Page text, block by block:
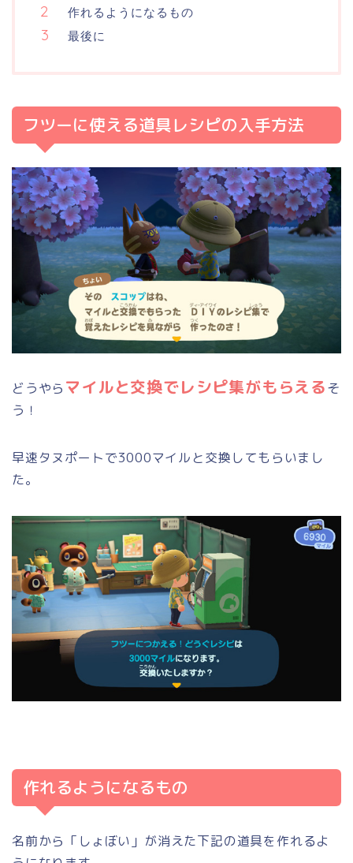
作れるようになるもの
最後に
フツーに使える道具レシピの入手方法
どうやら マイルと交換でレシピ集がもらえるそ
う！
早速タヌポートで3000マイルと交換してもらいまし
た。
作れるようになるもの
名前から「しょぼい」が消えた下記の道具を作れるよ